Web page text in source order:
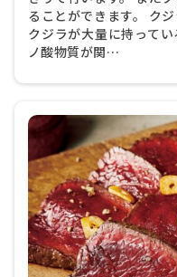
ることができます。 ク
クジラが大量に持って
ノ酸物質が関…